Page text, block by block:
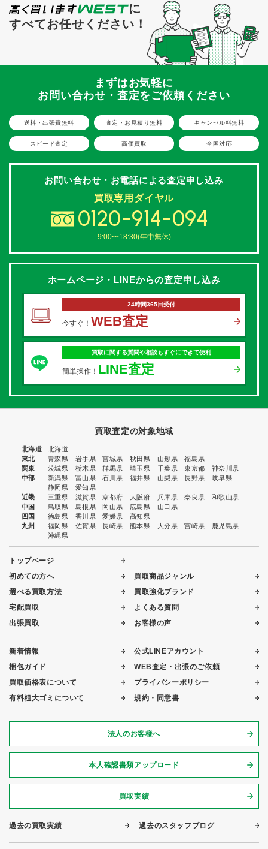
に
すべてお任せください！
まずはお気軽に
お問い合わせ・査定をご依頼ください
送料・出張費無料 査定・お見積り無料 キャンセル料無料
スピード査定 高価買取 全国対応
お問い合わせ・お電話による査定申し込み
買取専用ダイヤル
0120-914-094
9:00〜18:30(年中無休)
ホームページ・LINEからの査定申し込み
24時間365日受付
今すぐ！ WEB査定
買取に関する質問や相談もすぐにできて便利
簡単操作！ LINE査定
買取査定の対象地域
北海道
北海道
東北
青森県 岩手県 宮城県 秋田県 山形県
福島県
関東
茨城県 栃木県 群馬県 埼玉県 千葉県 東京都
神奈川県
中部
新潟県 富山県 石川県 福井県 山梨県 長野県
岐阜県
静岡県
愛知県
近畿
三重県 滋賀県 京都府 大阪府 兵庫県 奈良県
和歌山県
中国
鳥取県 島根県 岡山県 広島県
山口県
四国
徳島県 香川県 愛媛県
高知県
九州
福岡県 佐賀県 長崎県 熊本県 大分県 宮崎県
鹿児島県
沖縄県
トップページ
初めての方へ
選べる買取方法
宅配買取
出張買取
買取商品ジャンル
買取強化ブランド
よくある質問
お客様の声
新着情報
梱包ガイド
買取価格表について
有料粗大ゴミについて
公式LINEアカウント
WEB査定・出張のご依頼
プライバシーポリシー
規約・同意書
法人のお客様へ
本人確認書類アップロード
買取実績
過去の買取実績 過去のスタッフブログ